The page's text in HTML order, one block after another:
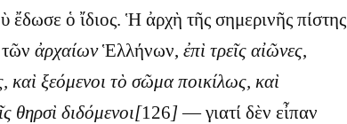
ὁ ἴδιος. Ἡ ἀρχὴ τῆς σημερινῆς πίστης
ἀρχαίωνἙλλήνων, ἐπὶ τρεῖς αἰῶνες,
καὶ ξεόμενοι τὸ σῶμα ποικίλως, καὶ
θηρσὶ διδόμενοι[126]— γιατί δὲν εἶπαν